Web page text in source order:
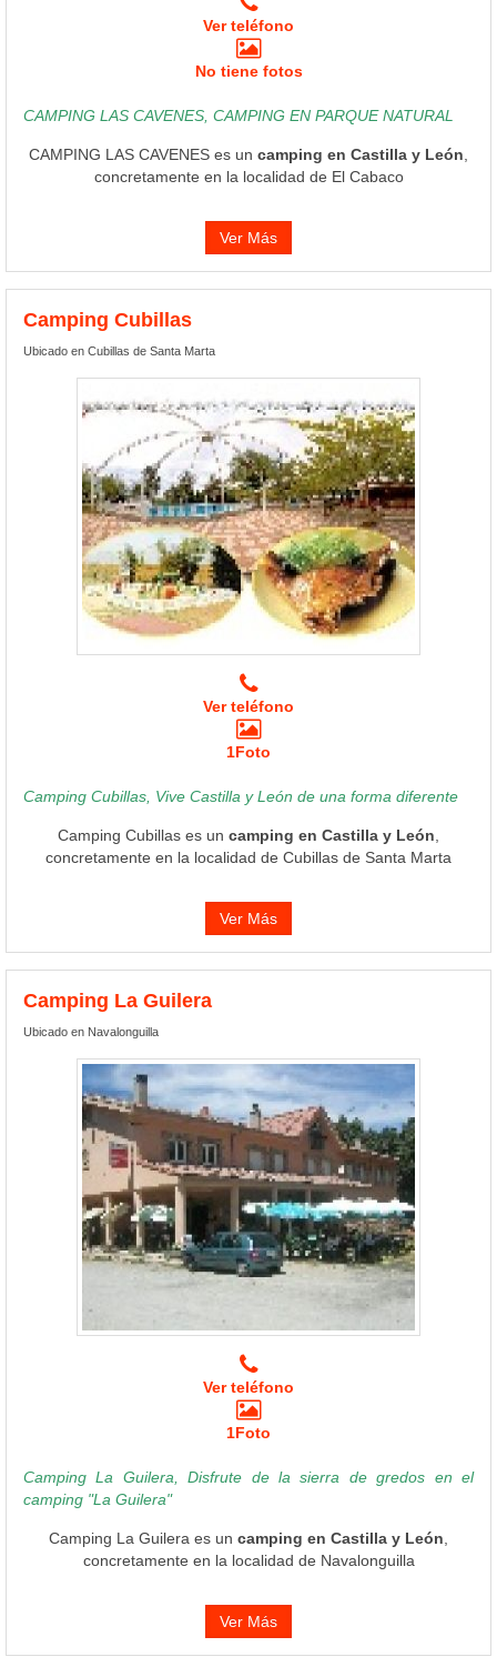
Ver teléfono
No tiene fotos
CAMPING LAS CAVENES, CAMPING EN PARQUE NATURAL
CAMPING LAS CAVENES es un camping en Castilla y León
concretamente en la localidad de El Cabaco
Ver Más
Camping Cubillas
Ubicado en Cubillas de Santa Marta
Ver teléfono
1Foto
Camping Cubillas, Vive Castilla y León de una forma diferente
Camping Cubillas es un camping en Castilla y León
concretamente en la localidad de Cubillas de Santa Marta
Ver Más
Camping La Guilera
Ubicado en Navalonguilla
Ver teléfono
1Foto
Camping La Guilera, Disfrute de la sierra de gredos en el
camping "La Guilera"
Camping La Guilera es un camping en Castilla y León
concretamente en la localidad de Navalonguilla
Ver Más